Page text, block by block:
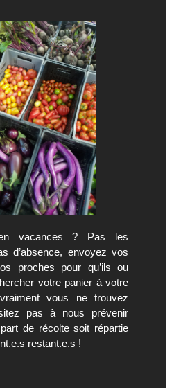
vacances ? Pas les
d’absence, envoyez vos
proches pour qu’ils ou
votre panier à votre
vous ne trouvez
pas à nous prévenir
de récolte soit répartie
restant.e.s !